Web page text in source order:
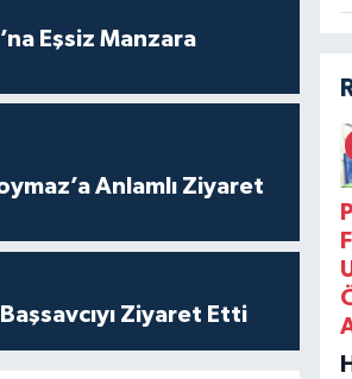
Eşsiz Manzara
Anlamlı Ziyaret
Ziyaret Etti